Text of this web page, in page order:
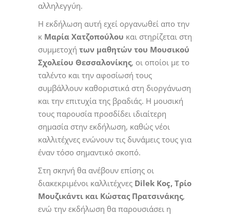
αλληλεγγύη.
Η εκδήλωση αυτή εχεί οργανωθεί απο την
κ Μαρία Χατζοπούλου και στηρίζεται στη
συμμετοχή των μαθητών του Μουσικού
Σχολείου Θεσσαλονίκης, οι οποίοι με το
ταλέντο και την αφοσίωσή τους
συμβάλλουν καθοριστικά στη διοργάνωση
και την επιτυχία της βραδιάς. Η μουσική
τους παρουσία προσδίδει ιδιαίτερη
σημασία στην εκδήλωση, καθώς νέοι
καλλιτέχνες ενώνουν τις δυνάμεις τους για
έναν τόσο σημαντικό σκοπό.
Στη σκηνή θα ανέβουν επίσης οι
διακεκριμένοι καλλιτέχνες Dilek Koç, Τρίο
Μουζικάντι και Κώστας Πρατσινάκης,
ενώ την εκδήλωση θα παρουσιάσει η